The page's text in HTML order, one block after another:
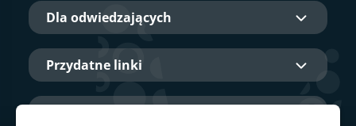
Dla odwiedzających
Przydatne linki